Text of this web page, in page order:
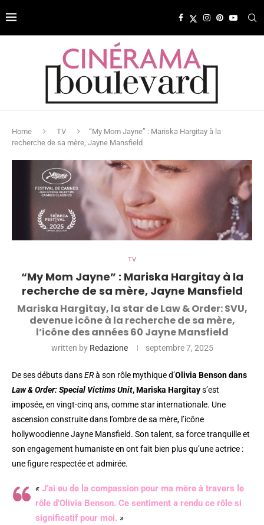
Home TV
“My Mom Jayne” : Mariska Hargitay à la
recherche de sa mère, Jayne Mansfield
TV
“My Mom Jayne” : Mariska Hargitay à la
recherche de sa mère, Jayne Mansfield
Mariska Hargitay, la star de Law & Order: SVU,
devenue icône à la recherche de sa mère,
l’icône des années 60 Jayne Mansfield
written by Redazione septembre 7, 2025
De ses débuts dansERà son rôle mythique d’Olivia Benson dans
Law & Order: Special Victims Unit,Mariska Hargitays’est
imposée, en vingt-cinq ans, comme star internationale. Une
ascension construite dans l’ombre de sa mère, l’icône
hollywoodienne Jayne Mansfield. Son talent, sa force tranquille et
son engagement humaniste en ont fait bien plus qu’une actrice :
une figure respectée et admirée.
« J’ai eu de la compassion pour ma mère à travers le
rôle d’Olivia Benson. Ce sentiment a rendu ce rôle si
significatif pour moi. »